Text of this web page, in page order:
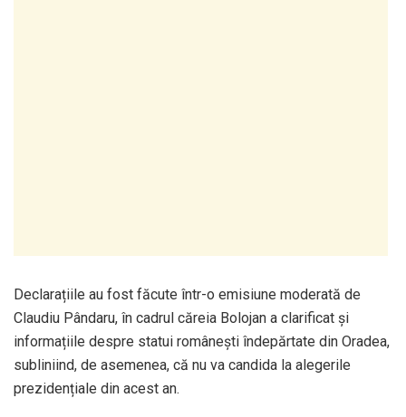
Declarațiile au fost făcute într-o emisiune moderată de
Claudiu Pândaru, în cadrul căreia Bolojan a clarificat și
informațiile despre statui românești îndepărtate din Oradea,
subliniind, de asemenea, că nu va candida la alegerile
prezidențiale din acest an.